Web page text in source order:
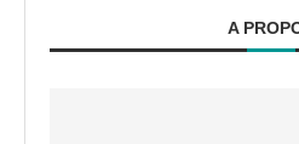
A